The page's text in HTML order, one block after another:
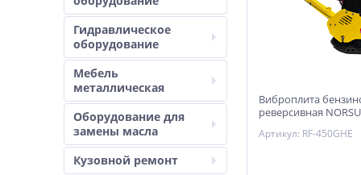
Гидравлическое
оборудование
Мебель
металлическая
Оборудование для
замены масла
Кузовной ремонт
Виброплита
реверсивная
(гидравлический
электростарт, АКБ)
Артикул: RF-450GHE